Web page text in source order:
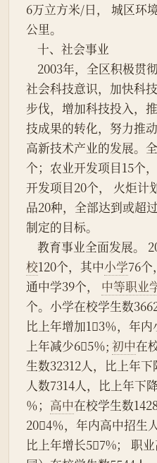
6万立方米/日， 城区环
公里。
    十、社会事业
社会科技意识，加快科
步伐，增加科技投入，
技成果的转化，努力推
高新技术产业的发展。
个；农业开发项目15个
开发项目20个， 火炬计
品20种，全部达到或超
制定的目标。
教育事业全面发展
校120个，其中小学76个
通中学39个， 中等职业
个。小学在校学生数
比上年增加13％，年
上年减少65％; 初中在
生数32312人，比上年
人数7314人，比上年下
％； 高中在校学生数
204％，年内高中招生
比上年增长57%； 职